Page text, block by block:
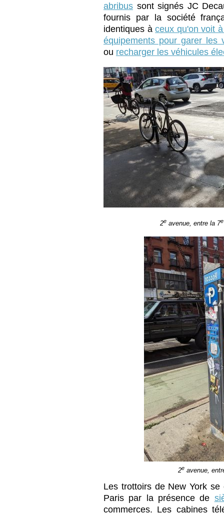
abribus sont signés JC
fournis par la société
identiques àceux qu'on voit
équipements pour garer les
ou recharger les véhicules
2eavenue, entre la 7e
2e avenue,
Les trottoirs de New York
Paris par la présence de
commerces. Les cabines